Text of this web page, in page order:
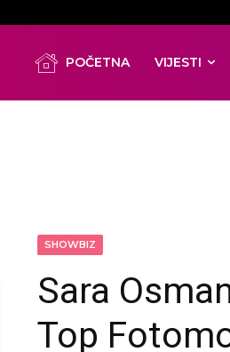
POČETNA VIJESTI
SHOWBIZ
Sara
Top